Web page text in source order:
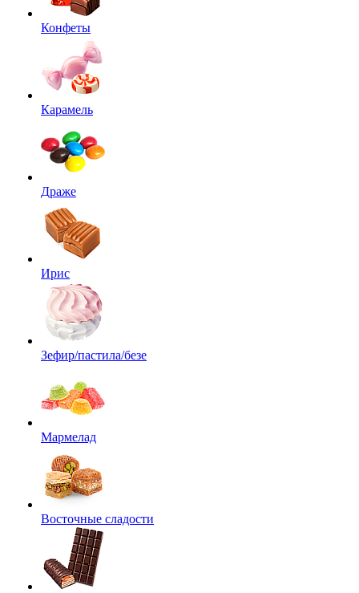
Конфеты
Карамель
Драже
Ирис
Зефир/пастила/безе
Мармелад
Восточные сладости